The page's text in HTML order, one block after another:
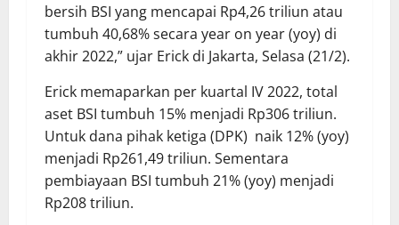
bersih BSI yang mencapai Rp4,26 triliun atau
tumbuh 40,68% secara year on year (yoy) di
akhir 2022,” ujar Erick di Jakarta, Selasa (21/2).
Erick memaparkan per kuartal IV 2022, total
aset BSI tumbuh 15% menjadi Rp306 triliun.
Untuk dana pihak ketiga (DPK) naik 12% (yoy)
menjadi Rp261,49 triliun. Sementara
pembiayaan BSI tumbuh 21% (yoy) menjadi
Rp208 triliun.